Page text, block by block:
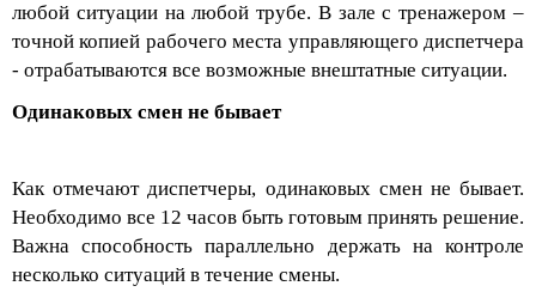
любой ситуации на любой трубе. В зале с тренажером –
точной копией рабочего места управляющего диспетчера
- отрабатываются все возможные внештатные ситуации.
Одинаковых смен не бывает
Как отмечают диспетчеры, одинаковых смен не бывает.
Необходимо все 12 часов быть готовым принять решение.
Важна способность параллельно держать на контроле
несколько ситуаций в течение смены.